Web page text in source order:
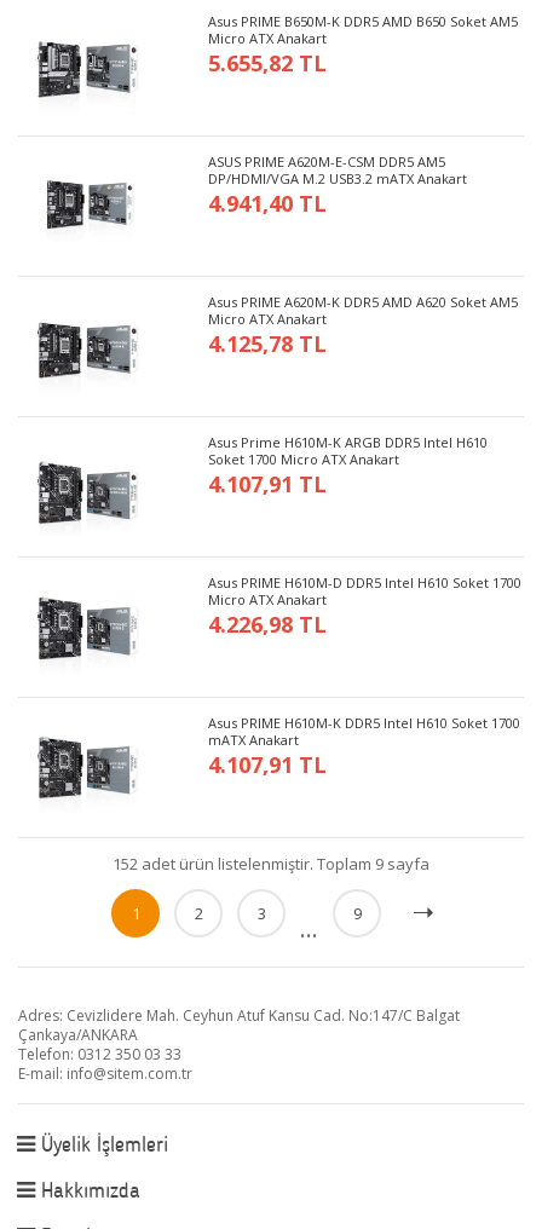
Asus PRIME B650M-K DDR5 AMD B650 Soket AM5
Micro ATX Anakart
5.655,82 TL
ASUS PRIME A620M-E-CSM DDR5 AM5
DP/HDMI/VGA M.2 USB3.2 mATX Anakart
4.941,40 TL
Asus PRIME A620M-K DDR5 AMD A620 Soket AM5
Micro ATX Anakart
4.125,78 TL
Asus Prime H610M-K ARGB DDR5 Intel H610
Soket 1700 Micro ATX Anakart
4.107,91 TL
Asus PRIME H610M-D DDR5 Intel H610 Soket 1700
Micro ATX Anakart
4.226,98 TL
Asus PRIME H610M-K DDR5 Intel H610 Soket 1700
mATX Anakart
4.107,91 TL
152 adet ürün listelenmiştir. Toplam 9 sayfa
1 2 3 ... 9
Adres: Cevizlidere Mah. Ceyhun Atuf Kansu Cad. No:147/C Balgat
Çankaya/ANKARA
Telefon: 0312 350 03 33
E-mail: info@sitem.com.tr
Üyelik İşlemleri
Hakkımızda